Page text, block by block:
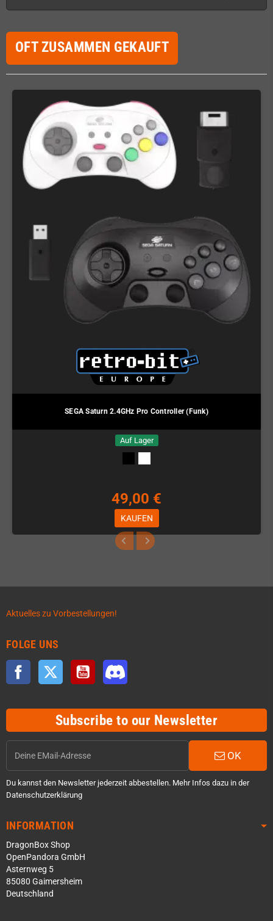
OFT ZUSAMMEN GEKAUFT
SEGA Saturn 2.4GHz Pro Controller (Funk)
Auf Lager
49,00 €
KAUFEN
Aktuelles zu Vorbestellungen!
FOLGE UNS
Facebook Twitter YouTube
Subscribe to our Newsletter
OK
Du kannst den Newsletter jederzeit abbestellen. Mehr Infos dazu in der
Datenschutzerklärung
INFORMATION
DragonBox Shop
OpenPandora GmbH
Asternweg 5
85080 Gaimersheim
Deutschland